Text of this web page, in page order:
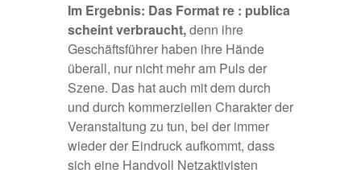
Im Ergebnis: Das Format re : publica
scheint verbraucht,denn ihre
Geschäftsführer haben ihre Hände
überall, nur nicht mehr am Puls der
Szene. Das hat auch mit dem durch
und durch kommerziellen Charakter der
Veranstaltung zu tun, bei der immer
wieder der Eindruck aufkommt, dass
sich eine Handvoll Netzaktivisten